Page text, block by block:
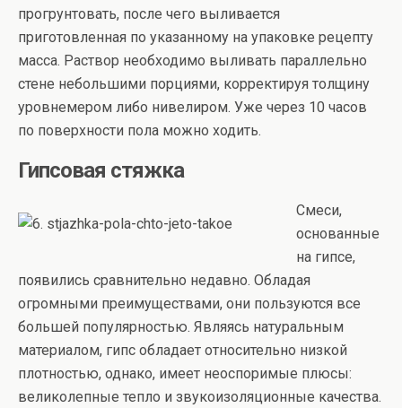
прогрунтовать, после чего выливается
приготовленная по указанному на упаковке рецепту
масса. Раствор необходимо выливать параллельно
стене небольшими порциями, корректируя толщину
уровнемером либо нивелиром. Уже через 10 часов
по поверхности пола можно ходить.
Гипсовая стяжка
Смеси,
основанные
на гипсе,
появились сравнительно недавно. Обладая
огромными преимуществами, они пользуются все
большей популярностью. Являясь натуральным
материалом, гипс обладает относительно низкой
плотностью, однако, имеет неоспоримые плюсы:
великолепные тепло и звукоизоляционные качества.